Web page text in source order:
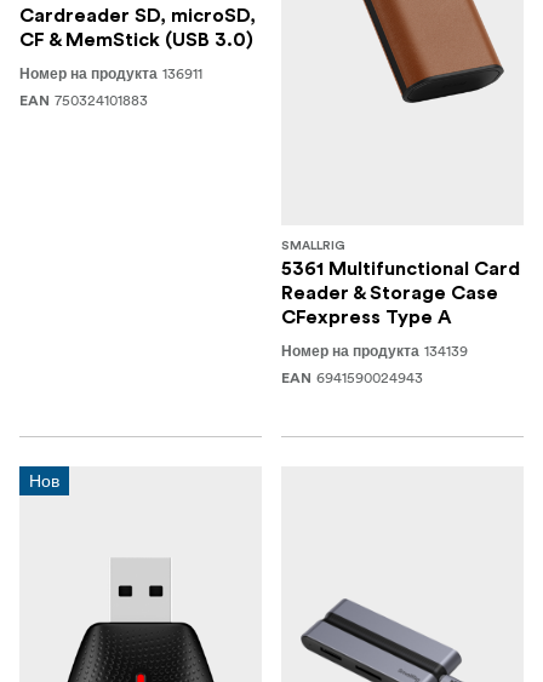
Cardreader SD, microSD,
CF & MemStick (USB 3.0)
Номер на продукта 136911
EAN 750324101883
SMALLRIG
5361 Multifunctional Card
Reader & Storage Case
CFexpress Type A
Номер на продукта 134139
EAN 6941590024943
Нов